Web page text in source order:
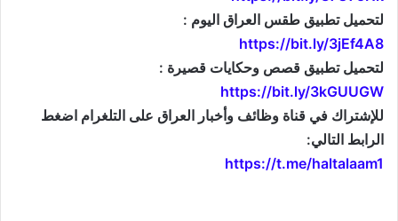
لتحميل تطبيق طقس العراق اليوم :
https://bit.ly/3jEf4A8
لتحميل تطبيق قصص وحكايات قصيرة :
https://bit.ly/3kGUUGW
للإشتراك في قناة وظائف وأخبار العراق على التلغرام اضغط
الرابط التالي:
https://t.me/haltalaam1